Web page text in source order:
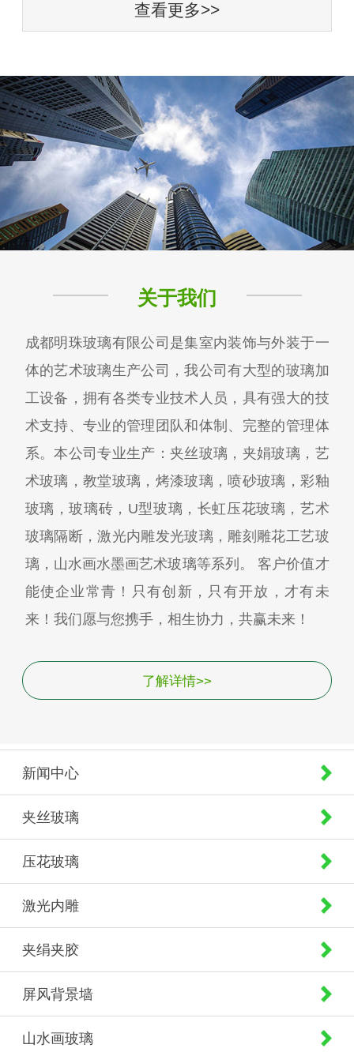
查看更多>>
关于我们
成都明珠玻璃有限公司是集室内装饰与外装于一
体的艺术玻璃生产公司，我公司有大型的玻璃加
工设备，拥有各类专业技术人员，具有强大的技
术支持、专业的管理团队和体制、完整的管理体
系。本公司专业生产：夹丝玻璃，夹娟玻璃，艺
术玻璃，教堂玻璃，烤漆玻璃，喷砂玻璃，彩釉
玻璃，玻璃砖，U型玻璃，长虹压花玻璃，艺术
玻璃隔断，激光内雕发光玻璃，雕刻雕花工艺玻
璃，山水画水墨画艺术玻璃等系列。 客户价值才
能使企业常青！只有创新，只有开放，才有未
来！我们愿与您携手，相生协力，共赢未来！
了解详情>>
新闻中心
夹丝玻璃
压花玻璃
激光内雕
夹绢夹胶
屏风背景墙
山水画玻璃